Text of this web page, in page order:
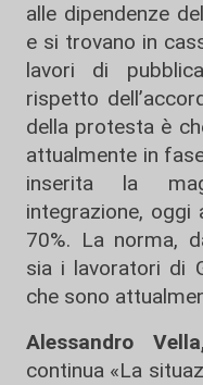
alle dipendenze
e si trovano in
lavori di
rispetto
della protesta è
attualmente in
inserita la
integrazione, oggi
70%. La norma,
sia i lavoratori di
che sono
Alessandro
continua «La